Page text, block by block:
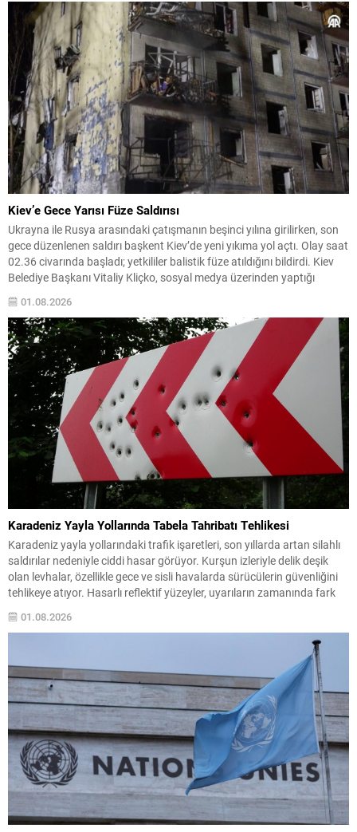
Kiev’e Gece Yarısı Füze Saldırısı
Ukrayna ile Rusya arasındaki çatışmanın beşinci yılına girilirken, son
gece düzenlenen saldırı başkent Kiev’de yeni yıkıma yol açtı. Olay saat
02.36 civarında başladı; yetkililer balistik füze atıldığını bildirdi. Kiev
Belediye Başkanı Vitaliy Kliçko, sosyal medya üzerinden yaptığı
kurtarma ekiplerinin olay yerlerinde çalıştığını...
01.08.2026
Karadeniz Yayla Yollarında Tabela Tahribatı Tehlikesi
Karadeniz yayla yollarındaki trafik işaretleri, son yıllarda artan silahlı
saldırılar nedeniyle ciddi hasar görüyor. Kurşun izleriyle delik deşik
olan levhalar, özellikle gece ve sisli havalarda sürücülerin güvenliğini
tehlikeye atıyor. Hasarlı reflektif yüzeyler, uyarıların zamanında fark
edilmesini engellediğinden, dar ve virajlı güzergâhlarda kaza riskini
yükseltiyor. Bölge halkı ve sık yolculuk yapan...
01.08.2026